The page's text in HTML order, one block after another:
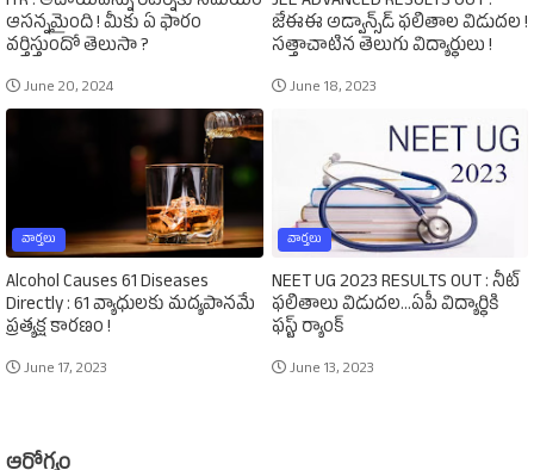
ఆసన్నమైంది ! మీకు ఏ ఫారం
వర్తిస్తుందో తెలుసా ?
June 20, 2024
జేఈఈ అడ్వాన్స్‌డ్‌ ఫలితాల విడుదల !
సత్తాచాటిన తెలుగు విద్యార్థులు !
June 18, 2023
వార్తలు
Alcohol Causes 61 Diseases
Directly : 61 వ్యాధులకు మద్యపానమే
ప్రత్యక్ష కారణం !
June 17, 2023
వార్తలు
NEET UG 2023 RESULTS OUT : నీట్‌
ఫలితాలు విడుదల...ఏపీ విద్యార్థికి
ఫస్ట్‌ ర్యాంక్‌
June 13, 2023